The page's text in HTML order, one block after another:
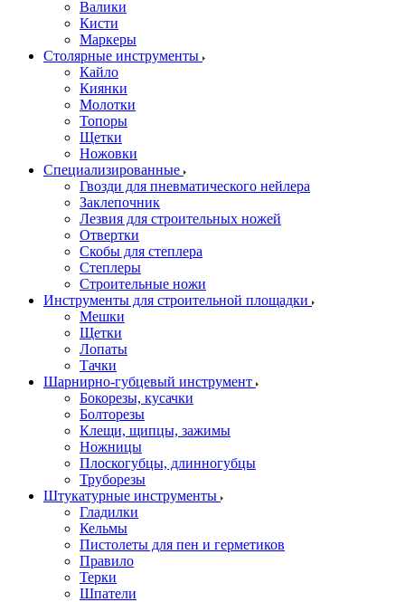
Валики
Кисти
Маркеры
Столярные инструменты
Кайло
Киянки
Молотки
Топоры
Щетки
Ножовки
Специализированные
Гвозди для пневматического нейлера
Заклепочник
Лезвия для строительных ножей
Отвертки
Скобы для степлера
Степлеры
Строительные ножи
Инструменты для строительной площадки
Мешки
Щетки
Лопаты
Тачки
Шарнирно-губцевый инструмент
Бокорезы, кусачки
Болторезы
Клещи, щипцы, зажимы
Ножницы
Плоскогубцы, длинногубцы
Труборезы
Штукатурные инструменты
Гладилки
Кельмы
Пистолеты для пен и герметиков
Правило
Терки
Шпатели